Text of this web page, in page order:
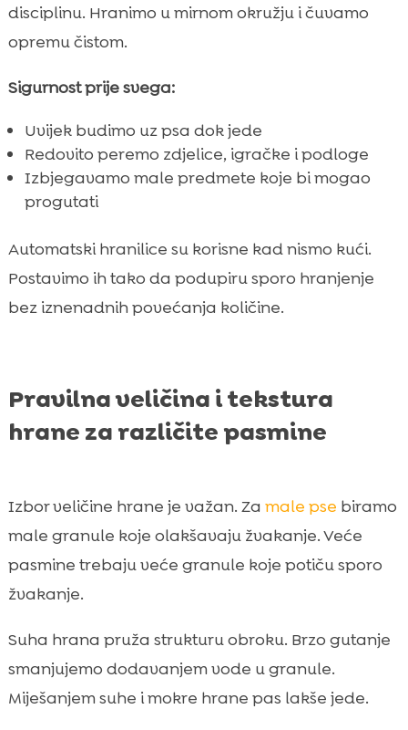
disciplinu. Hranimo u mirnom okružju i čuvamo
opremu čistom.
Sigurnost prije svega:
Uvijek budimo uz psa dok jede
Redovito peremo zdjelice, igračke i podloge
Izbjegavamo male predmete koje bi mogao
progutati
Automatski hranilice su korisne kad nismo kući.
Postavimo ih tako da podupiru sporo hranjenje
bez iznenadnih povećanja količine.
Pravilna veličina i tekstura
hrane za različite pasmine
Izbor veličine hrane je važan. Za male pse biramo
male granule koje olakšavaju žvakanje. Veće
pasmine trebaju veće granule koje potiču sporo
žvakanje.
Suha hrana pruža strukturu obroku. Brzo gutanje
smanjujemo dodavanjem vode u granule.
Miješanjem suhe i mokre hrane pas lakše jede.